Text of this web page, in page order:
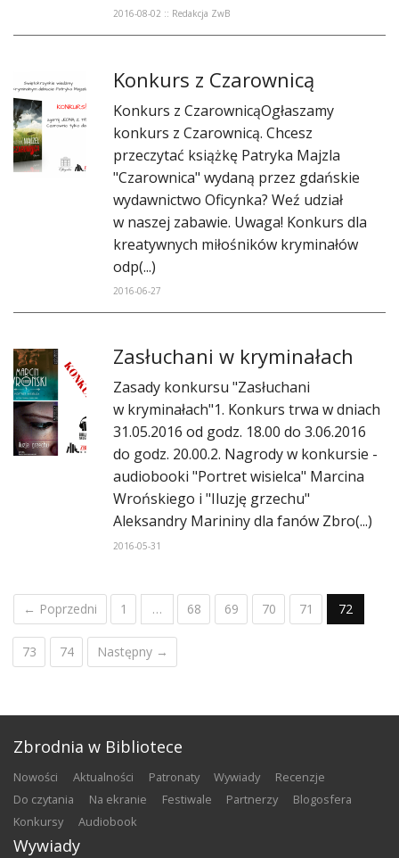
2016-08-02 :: Redakcja ZwB
Konkurs z Czarownicą
Konkurs z CzarownicąOgłaszamy
konkurs z Czarownicą. Chcesz
przeczytać książkę Patryka Majzla
"Czarownica" wydaną przez gdańskie
wydawnictwo Oficynka? Weź udział
w naszej zabawie. Uwaga! Konkurs dla
kreatywnych miłośników kryminałów
odp(...)
2016-06-27
Zasłuchani w kryminałach
Zasady konkursu "Zasłuchani
w kryminałach"1. Konkurs trwa w dniach
31.05.2016 od godz. 18.00 do 3.06.2016
do godz. 20.00.2. Nagrody w konkursie -
audiobooki "Portret wisielca" Marcina
Wrońskiego i "Iluzję grzechu"
Aleksandry Marininy dla fanów Zbro(...)
2016-05-31
← Poprzedni 1 … 68 69 70 71 72
73 74 Następny →
Zbrodnia w Bibliotece
nowości aktualności patronaty wywiady
recenzje
do czytania
na ekranie festiwale partnerzy
blogosfera
konkursy
audiobook
Wywiady